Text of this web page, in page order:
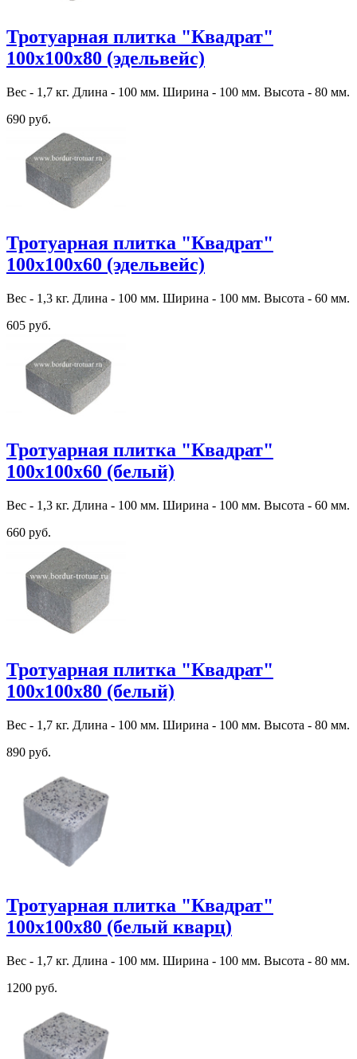
Тротуарная плитка "Квадрат"
100х100х80 (эдельвейс)
Вес - 1,7 кг. Длина - 100 мм. Ширина - 100 мм. Высота - 80 мм.
690 руб.
Тротуарная плитка "Квадрат"
100х100х60 (эдельвейс)
Вес - 1,3 кг. Длина - 100 мм. Ширина - 100 мм. Высота - 60 мм.
605 руб.
Тротуарная плитка "Квадрат"
100х100х60 (белый)
Вес - 1,3 кг. Длина - 100 мм. Ширина - 100 мм. Высота - 60 мм.
660 руб.
Тротуарная плитка "Квадрат"
100х100х80 (белый)
Вес - 1,7 кг. Длина - 100 мм. Ширина - 100 мм. Высота - 80 мм.
890 руб.
Тротуарная плитка "Квадрат"
100х100х80 (белый кварц)
Вес - 1,7 кг. Длина - 100 мм. Ширина - 100 мм. Высота - 80 мм.
1200 руб.